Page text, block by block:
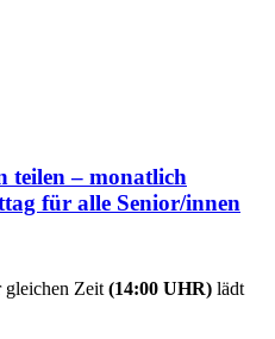
teilen – monatlich
für alle Senior/innen
gleichen Zeit(14:00 UHR) lädt